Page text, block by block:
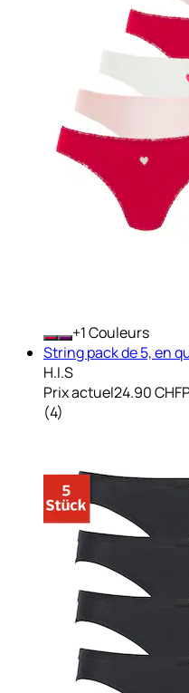
+ Couleurs
String pack de 5, en
H.I.S
Prix actuel24.90 CHF
(4)